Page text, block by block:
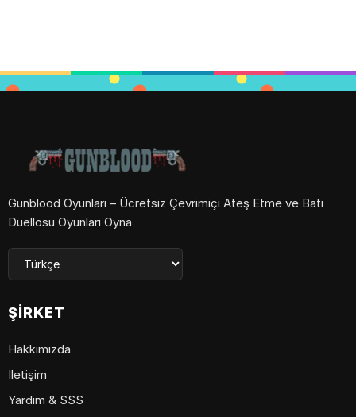
Gunblood Oyunları – Ücretsiz Çevrimiçi Ateş Etme ve Batı
Düellosu Oyunları Oyna
ŞIRKET
Hakkımızda
İletişim
Yardım & SSS